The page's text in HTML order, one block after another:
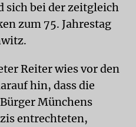
sich bei der zeitgleich
zum 75. Jahrestag
Reiter wies vor den
hin, dass die
Münchens
entrechteten,